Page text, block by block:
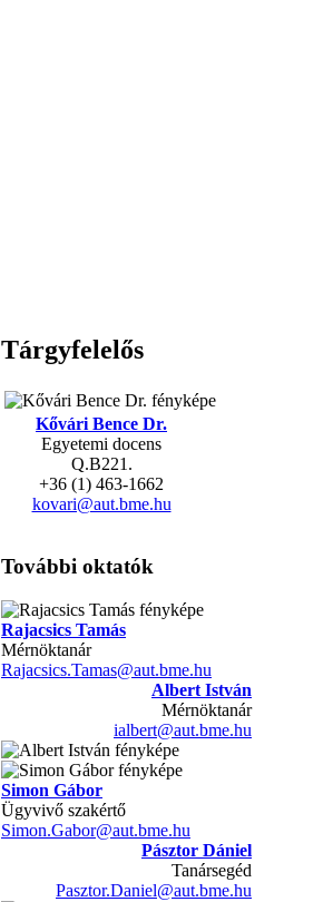
Tárgyfelelős
Kővári Bence Dr.
Egyetemi docens
Q.B221.
+36 (1) 463-1662
kovari@aut.bme.hu
További oktatók
Rajacsics Tamás
Mérnöktanár
Rajacsics.Tamas@aut.bme.hu
Albert István
Mérnöktanár
ialbert@aut.bme.hu
Simon Gábor
Ügyvivő szakértő
Simon.Gabor@aut.bme.hu
Pásztor Dániel
Tanársegéd
Pasztor.Daniel@aut.bme.hu